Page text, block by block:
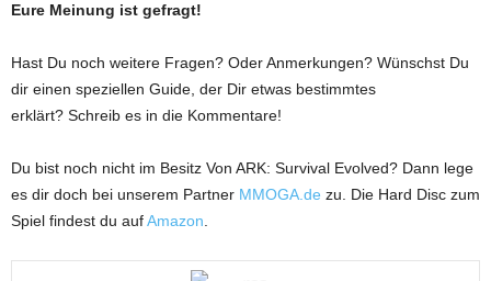
Eure Meinung ist gefragt!
Hast Du noch weitere Fragen? Oder Anmerkungen? Wünschst Du
dir einen speziellen Guide, der Dir etwas bestimmtes
erklärt? Schreib es in die Kommentare!
Du bist noch nicht im Besitz Von ARK: Survival Evolved? Dann lege
es dir doch bei unserem Partner MMOGA.de zu. Die Hard Disc zum
Spiel findest du aufAmazon